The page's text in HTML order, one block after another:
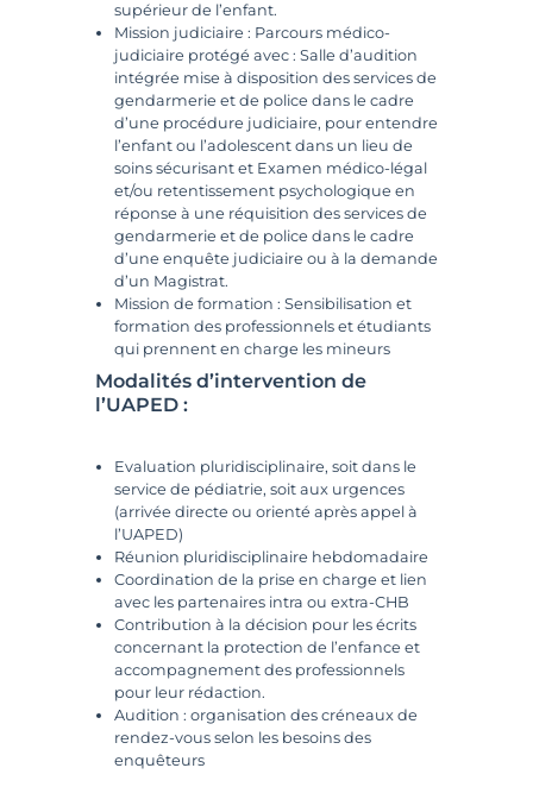
supérieur de l’enfant.
Mission judiciaire : Parcours médico-
judiciaire protégé avec : Salle d’audition
intégrée mise à disposition des services de
gendarmerie et de police dans le cadre
d’une procédure judiciaire, pour entendre
l’enfant ou l’adolescent dans un lieu de
soins sécurisant et Examen médico-légal
et/ou retentissement psychologique en
réponse à une réquisition des services de
gendarmerie et de police dans le cadre
d’une enquête judiciaire ou à la demande
d’un Magistrat.
Mission de formation : Sensibilisation et
formation des professionnels et étudiants
qui prennent en charge les mineurs
Modalités d’intervention de
l’UAPED :
Evaluation pluridisciplinaire, soit dans le
service de pédiatrie, soit aux urgences
(arrivée directe ou orienté après appel à
l’UAPED)
Réunion pluridisciplinaire hebdomadaire
Coordination de la prise en charge et lien
avec les partenaires intra ou extra-CHB
Contribution à la décision pour les écrits
concernant la protection de l’enfance et
accompagnement des professionnels
pour leur rédaction.
Audition : organisation des créneaux de
rendez-vous selon les besoins des
enquêteurs